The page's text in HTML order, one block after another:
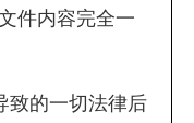
件内容完全一
致的一切法律后